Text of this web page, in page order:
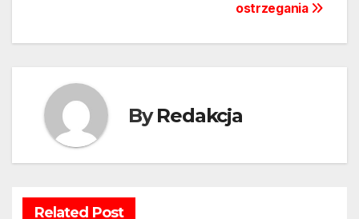
ostrzegania
ByRedakcja
Related Post